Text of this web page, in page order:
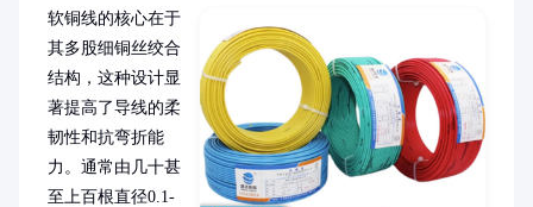
软铜线的核心在于
其多股细铜丝绞合
结构，这种设计显
著提高了导线的柔
韧性和抗弯折能
力。通常由几十甚
至上百根直径0.1-